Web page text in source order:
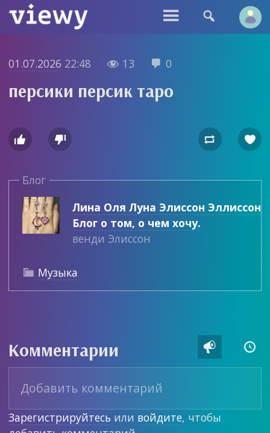
 
01.07.2026 22:48  13  0
персики персик таро
   
Блог
Лина Оля Луна Элиссон Эллиссон
Блог о том, о чем хочу.
венди Элиссон
 Музыка
Комментарии  
Зарегистрируйтесь или войдите, чтобы